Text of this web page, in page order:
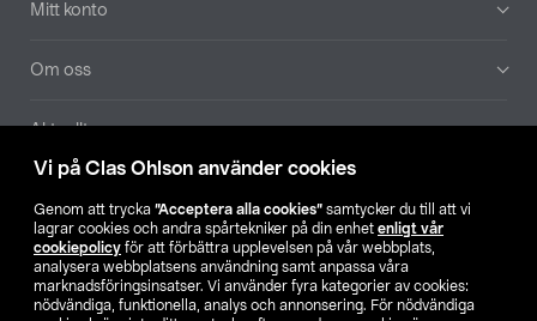
Vi på Clas Ohlson använder cookies
Genom att trycka ”Acceptera alla cookies” samtycker du till att vi
lagrar cookies och andra spårtekniker på din enhet enligt vår
cookiepolicy för att förbättra upplevelsen på vår webbplats,
analysera webbplatsens användning samt anpassa våra
marknadsföringsinsatser. Vi använder fyra kategorier av cookies:
nödvändiga, funktionella, analys och annonsering. För nödvändiga
Mitt konto
Om oss
Aktuellt
Hitta butik
SE NO FI